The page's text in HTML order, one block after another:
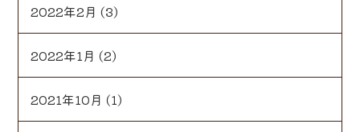
2022年2月 (3)
2022年1月 (2)
2021年10月 (1)